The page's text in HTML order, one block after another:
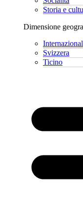
Storia e
Dimensione
Svizzera
Ticino